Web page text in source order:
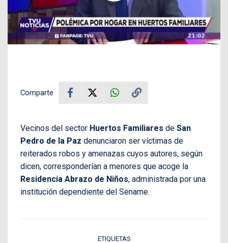
Comparte
Vecinos del sector Huertos Familiares de San
Pedro de la Paz denunciaron ser víctimas de
reiterados robos y amenazas cuyos autores, según
dicen, corresponderían a menores que acoge la
Residencia Abrazo de Niños, administrada por una
institución dependiente del Sename.
ETIQUETAS